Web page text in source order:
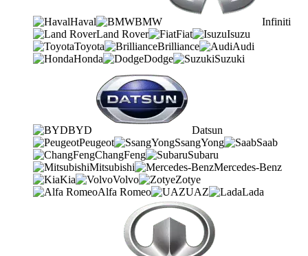
Haval BMW
Infiniti
Land Rover
Fiat
Isuzu
Toyota
Brilliance
Audi
Honda
Dodge Suzuki
BYD
Datsun
Peugeot
SsangYong
Saab
ChangFeng
Subaru
Mitsubishi
Mercedes-Benz
Kia
Volvo
Zotye
Alfa Romeo
UAZ Lada